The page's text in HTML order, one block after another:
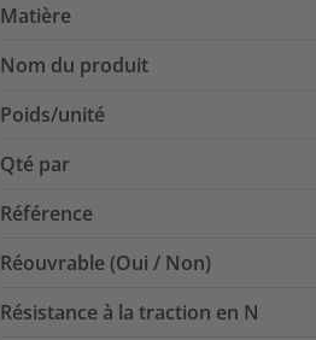
Matière
Nom du produit
Poids/unité
Qté par
Référence
Réouvrable (Oui / Non)
Résistance à la traction en N